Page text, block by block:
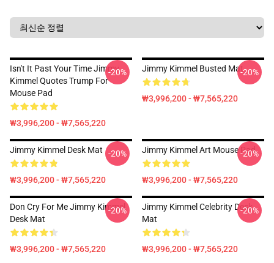
Isn't It Past Your Time Jimmy
Kimmel Quotes Trump For
Mouse Pad
₩3,996,200 - ₩7,565,220
-20% Jimmy Kimmel Busted Mat
₩3,996,200 - ₩7,565,220
-20%
Jimmy Kimmel Desk Mat
₩3,996,200 - ₩7,565,220
-20% Jimmy Kimmel Art Mouse Pad
₩3,996,200 - ₩7,565,220
-20%
Don Cry For Me Jimmy Kimmel
Desk Mat
₩3,996,200 - ₩7,565,220
-20%
Jimmy Kimmel Celebrity Desk
Mat
₩3,996,200 - ₩7,565,220
-20%